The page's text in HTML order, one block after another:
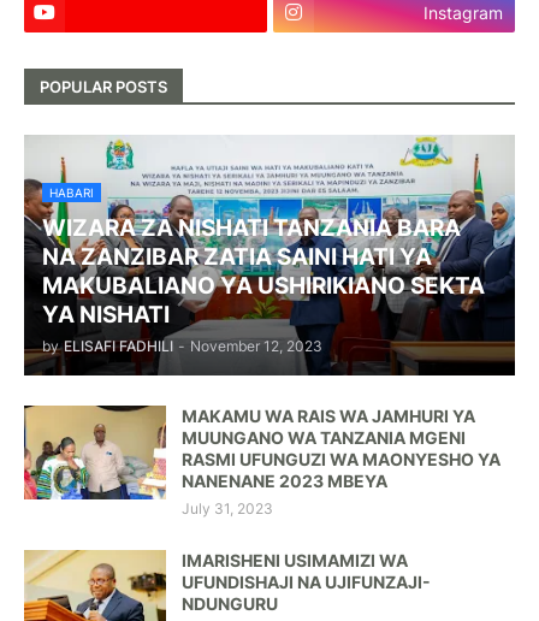
Instagram
POPULAR POSTS
HABARI
WIZARA ZA NISHATI TANZANIA BARA
NA ZANZIBAR ZATIA SAINI HATI YA
MAKUBALIANO YA USHIRIKIANO SEKTA
YA NISHATI
by ELISAFI FADHILI - November 12, 2023
MAKAMU WA RAIS WA JAMHURI YA
MUUNGANO WA TANZANIA MGENI
RASMI UFUNGUZI WA MAONYESHO YA
NANENANE 2023 MBEYA
July 31, 2023
IMARISHENI USIMAMIZI WA
UFUNDISHAJI NA UJIFUNZAJI-
NDUNGURU